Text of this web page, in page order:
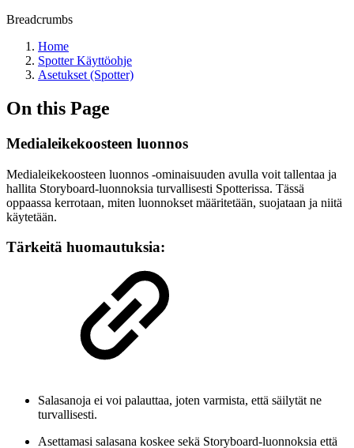
Breadcrumbs
Home
Spotter Käyttöohje
Asetukset (Spotter)
On this Page
Medialeikekoosteen luonnos
Medialeikekoosteen luonnos -ominaisuuden avulla voit tallentaa ja
hallita Storyboard-luonnoksia turvallisesti Spotterissa. Tässä
oppaassa kerrotaan, miten luonnokset määritetään, suojataan ja niitä
käytetään.
Tärkeitä huomautuksia:
Salasanoja ei voi palauttaa, joten varmista, että säilytät ne
turvallisesti.
Asettamasi salasana koskee sekä Storyboard-luonnoksia että